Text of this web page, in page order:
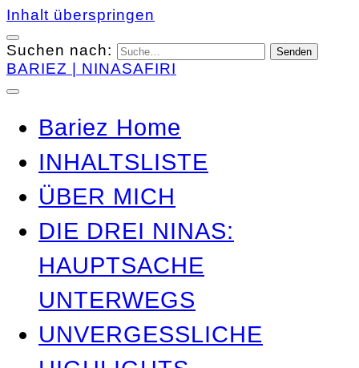
Inhalt überspringen
Suchen nach:
BARIEZ | NINASAFIRI
Bariez Home
INHALTSLISTE
ÜBER MICH
DIE DREI NINAS:
HAUPTSACHE
UNTERWEGS
UNVERGESSLICHE